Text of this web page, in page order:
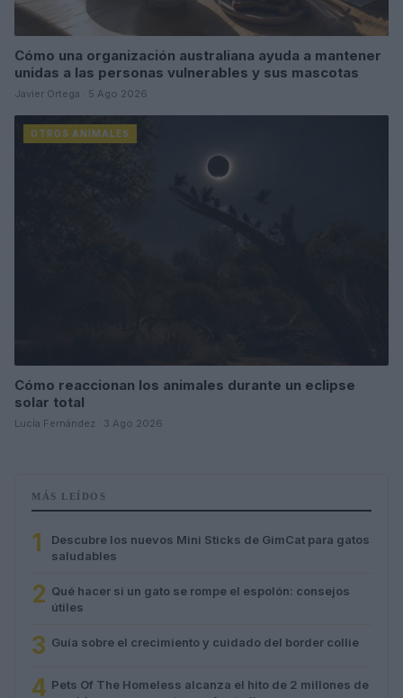
Cómo una organización australiana ayuda a mantener
unidas a las personas vulnerables y sus mascotas
Javier Ortega · 5 Ago 2026
OTROS ANIMALES
Cómo reaccionan los animales durante un eclipse
solar total
Lucía Fernández · 3 Ago 2026
MÁS LEÍDOS
1
Descubre los nuevos Mini Sticks de GimCat para gatos
saludables
2 Qué hacer si un gato se rompe el espolón: consejos
útiles
3 Guía sobre el crecimiento y cuidado del border collie
4 Pets Of The Homeless alcanza el hito de 2 millones de